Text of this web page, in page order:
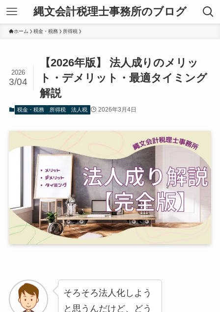
縄文会計税理士事務所のブログ
ホーム 税金・税務 所得税
【2026年版】 法人成りのメリッ
ト・デメリット・最適タイミング
解説
2026
3/04
税金・税務 所得税 法人税 2026年3月4日
そろそろ法人化しよう
と思うんだけど、どう